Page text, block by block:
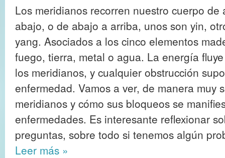
Los meridianos recorren nuestro cuerpo de
abajo, o de abajo a arriba, unos son yin,
yang. Asociados a los cinco elementos
fuego, tierra, metal o agua. La energía
los meridianos, y cualquier obstrucción
enfermedad. Vamos a ver, de manera muy
meridianos y cómo sus bloqueos se
enfermedades. Es interesante reflexionar
preguntas, sobre todo si tenemos algún
Leer más »